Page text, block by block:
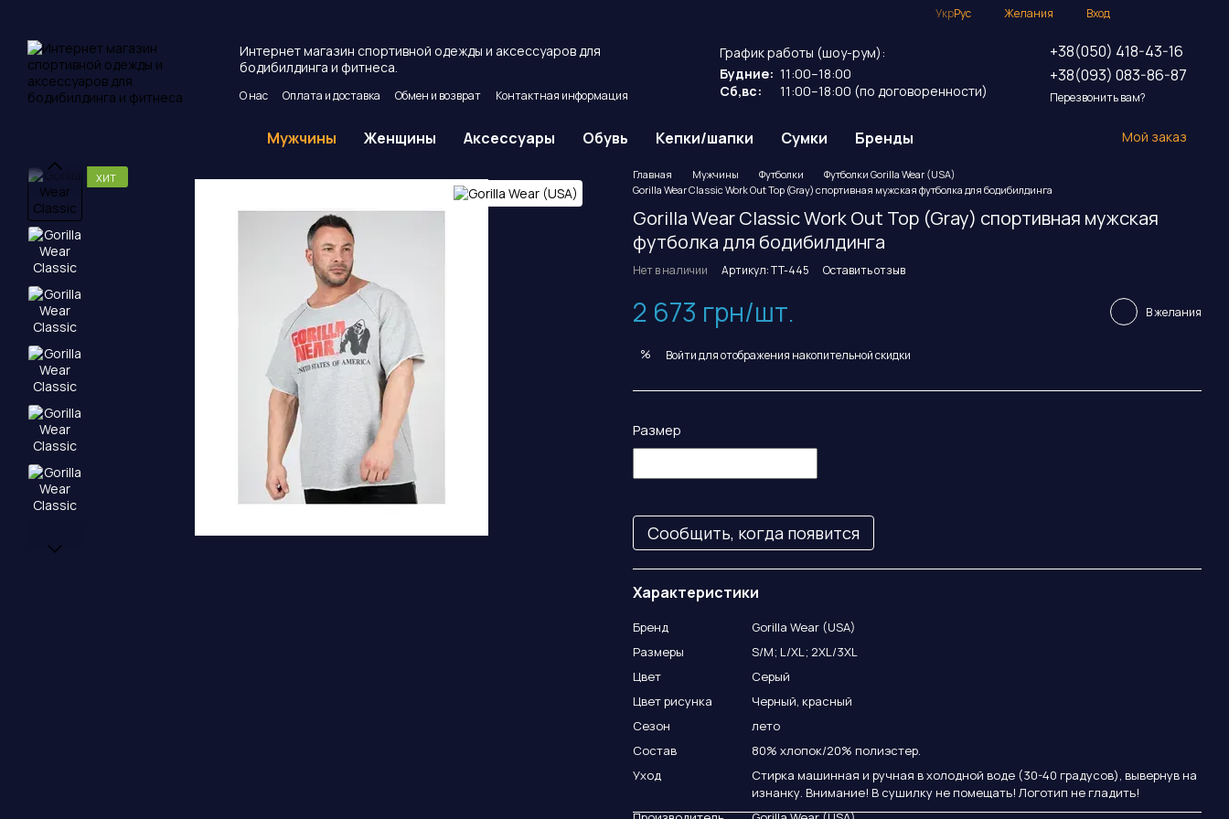
УкрРус Желания Вход
Интернет магазин спортивной одежды и аксессуаров для
бодибилдинга и фитнеса.
О нас Оплата и доставка Обмен и возврат
Контактная информация
График работы (шоу-рум):
Будние: 11:00–18:00
Сб,вс:
11:00–18:00 (по договоренности)
+38(050) 418-43-16
+38(093) 083-86-87
Перезвонить вам?
Мужчины Женщины Аксессуары Обувь Кепки/шапки Сумки Бренды Мой заказ
ХИТ Главная Мужчины Футболки
Футболки Gorilla Wear (USA)
Gorilla Wear Classic Work Out Top (Gray) спортивная мужская футболка для бодибилдинга
Gorilla Wear Classic Work Out Top (Gray) спортивная мужская
футболка для бодибилдинга
Нет в наличии Артикул: TT-445 Оставить отзыв
2 673 грн/шт. В желания
% Войтидля отображения накопительной скидки
Размер
Сообщить, когда появится
Характеристики
Бренд
Gorilla Wear (USA)
Размеры
S/M; L/XL; 2XL/3XL
Цвет
Серый
Цвет рисунка
Черный, красный
Сезон
лето
Состав
80% хлопок/20% полиэстер.
Уход
Стирка машинная и ручная в холодной воде (30-40 градусов), вывернув на
изнанку. Внимание! В сушилку не помещать! Логотип не гладить!